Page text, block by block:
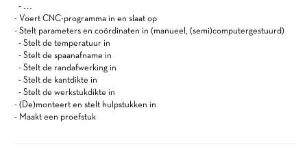
- …
- Voert CNC-programma in en slaat op
- Stelt parameters en coördinaten in (manueel, (semi)computergestuurd)
- Stelt de temperatuur in
- Stelt de spaanafname in
- Stelt de randafwerking in
- Stelt de kantdikte in
- Stelt de werkstukdikte in
- (De)monteert en stelt hulpstukken in
- Maakt een proefstuk